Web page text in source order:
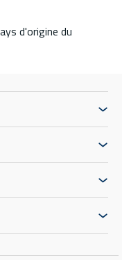
d'origine du